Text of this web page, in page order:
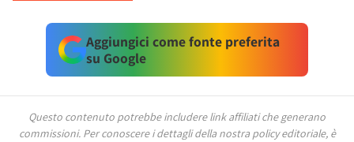
Aggiungici come fonte preferita
su Google
Questo contenuto potrebbe includere link affiliati che generano
commissioni. Per conoscere i dettagli della nostra policy editoriale, è